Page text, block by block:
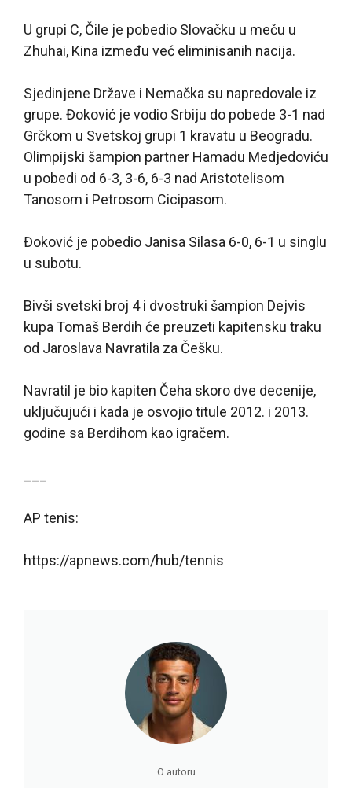
U grupi C, Čile je pobedio Slovačku u meču u
Zhuhai, Kina između već eliminisanih nacija.
Sjedinjene Države i Nemačka su napredovale iz
grupe. Đoković je vodio Srbiju do pobede 3-1 nad
Grčkom u Svetskoj grupi 1 kravatu u Beogradu.
Olimpijski šampion partner Hamadu Medjedoviću
u pobedi od 6-3, 3-6, 6-3 nad Aristotelisom
Tanosom i Petrosom Cicipasom.
Đoković je pobedio Janisa Silasa 6-0, 6-1 u singlu
u subotu.
Bivši svetski broj 4 i dvostruki šampion Dejvis
kupa Tomaš Berdih će preuzeti kapitensku traku
od Jaroslava Navratila za Češku.
Navratil je bio kapiten Čeha skoro dve decenije,
uključujući i kada je osvojio titule 2012. i 2013.
godine sa Berdihom kao igračem.
AP tenis:
https://apnews.com/hub/tennis
O autoru